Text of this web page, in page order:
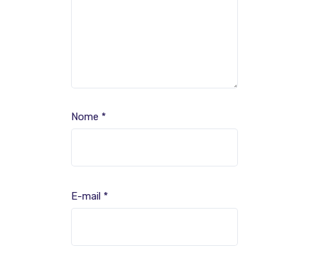
Nome *
E-mail *